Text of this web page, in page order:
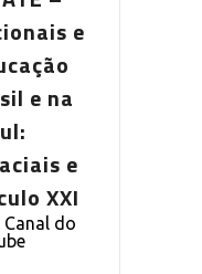
e
e na
e
XXI
do